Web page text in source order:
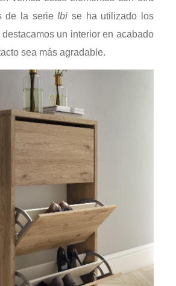
de la serie Ibi se ha utilizado los
un interior en acabado
sea más agradable.